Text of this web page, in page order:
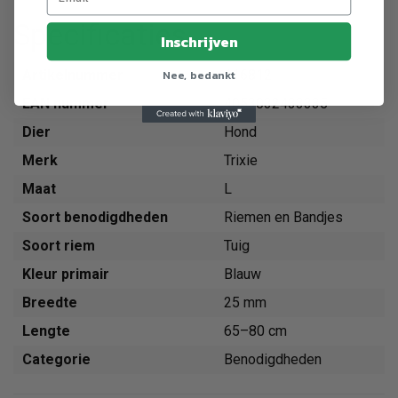
Specificaties
116812
EAN nummer
4053032433335
Dier
Hond
Merk
Trixie
Maat
L
Soort benodigdheden
Riemen en Bandjes
Soort riem
Tuig
Kleur primair
Blauw
Breedte
25 mm
Lengte
65–80 cm
Categorie
Benodigdheden
Inschrijven
Nee, bedankt